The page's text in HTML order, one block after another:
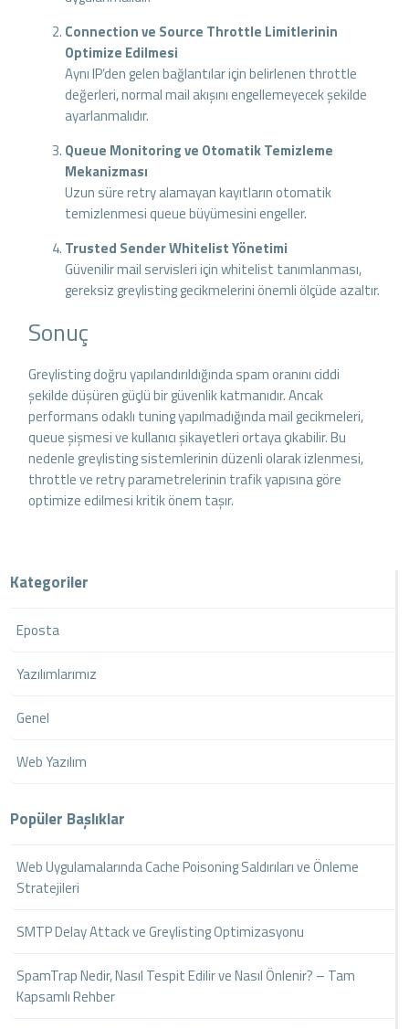
Connection ve Source Throttle Limitlerinin
Optimize Edilmesi
Aynı IP’den gelen bağlantılar için belirlenen throttle
değerleri, normal mail akışını engellemeyecek şekilde
ayarlanmalıdır.
Queue Monitoring ve Otomatik Temizleme
Mekanizması
Uzun süre retry alamayan kayıtların otomatik
temizlenmesi queue büyümesini engeller.
Trusted Sender Whitelist Yönetimi
Güvenilir mail servisleri için whitelist tanımlanması,
gereksiz greylisting gecikmelerini önemli ölçüde azaltır.
Sonuç
Greylisting doğru yapılandırıldığında spam oranını ciddi
şekilde düşüren güçlü bir güvenlik katmanıdır. Ancak
performans odaklı tuning yapılmadığında mail gecikmeleri,
queue şişmesi ve kullanıcı şikayetleri ortaya çıkabilir. Bu
nedenle greylisting sistemlerinin düzenli olarak izlenmesi,
throttle ve retry parametrelerinin trafik yapısına göre
optimize edilmesi kritik önem taşır.
Kategoriler
Eposta
Yazılımlarımız
Genel
Web Yazılım
Popüler Başlıklar
Web Uygulamalarında Cache Poisoning Saldırıları ve Önleme
Stratejileri
SMTP Delay Attack ve Greylisting Optimizasyonu
SpamTrap Nedir, Nasıl Tespit Edilir ve Nasıl Önlenir? – Tam
Kapsamlı Rehber